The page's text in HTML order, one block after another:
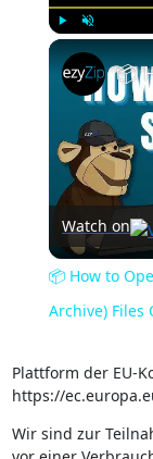
Watch on
📦 How to
Archive) Files
Plattform der EU-
https://
Wir sind zur